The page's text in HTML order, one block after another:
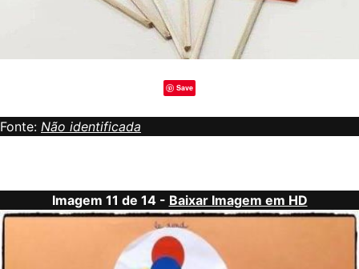
Save
Fonte: Não identificada
Imagem 11 de 14 - Baixar Imagem em HD